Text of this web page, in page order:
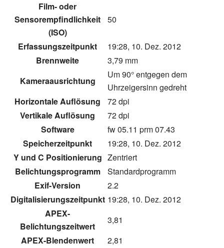
Film- oder
Sensorempfindlichkeit
(ISO)
50
Erfassungszeitpunkt
19:28, 10. Dez. 2012
Brennweite
3,79 mm
Kameraausrichtung
Um 90° entgegen dem
Uhrzeigersinn gedreht
Horizontale Auflösung
72 dpi
Vertikale Auflösung
72 dpi
Software
fw 05.11 prm 07.43
Speicherzeitpunkt
19:28, 10. Dez. 2012
Y und C Positionierung Zentriert
Belichtungsprogramm
Standardprogramm
Exif-Version
2.2
Digitalisierungszeitpunkt 19:28, 10. Dez. 2012
APEX-
Belichtungszeitwert
3,81
APEX-Blendenwert
2,81